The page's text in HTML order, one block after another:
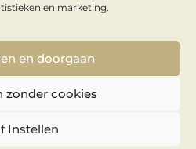
en marketing.
en doorgaan
zonder cookies
Instellen